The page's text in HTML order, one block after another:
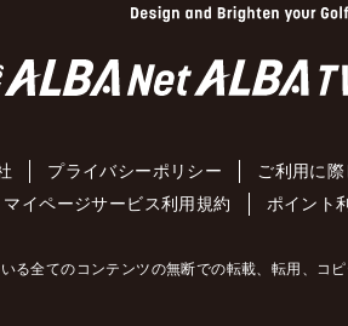
プライバシーポリシー ご利用に際
マイページサービス利用規約 ポイント
る全てのコンテンツの無断での転載、転用、コ